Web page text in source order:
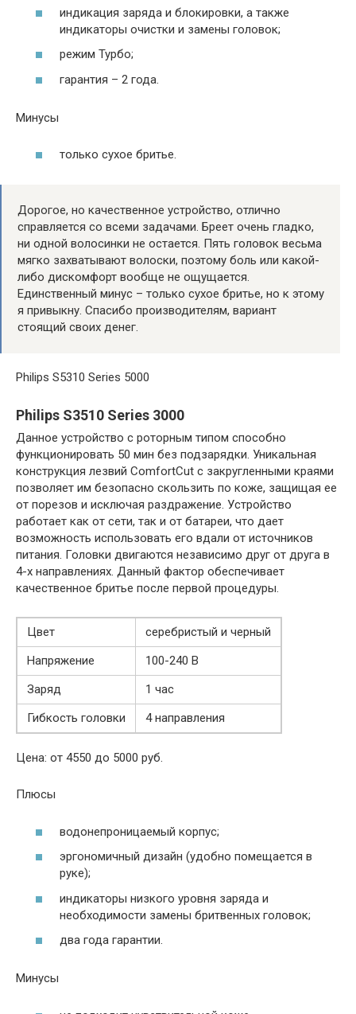
индикация заряда и блокировки, а также
индикаторы очистки и замены головок;
режим Турбо;
гарантия – 2 года.
Минусы
только сухое бритье.
Дорогое, но качественное устройство, отлично
справляется со всеми задачами. Бреет очень гладко,
ни одной волосинки не остается. Пять головок весьма
мягко захватывают волоски, поэтому боль или какой-
либо дискомфорт вообще не ощущается.
Единственный минус – только сухое бритье, но к этому
я привыкну. Спасибо производителям, вариант
стоящий своих денег.
Philips S5310 Series 5000
Philips S3510 Series 3000
Данное устройство с роторным типом способно
функционировать 50 мин без подзарядки. Уникальная
конструкция лезвий ComfortCut с закругленными краями
позволяет им безопасно скользить по коже, защищая ее
от порезов и исключая раздражение. Устройство
работает как от сети, так и от батареи, что дает
возможность использовать его вдали от источников
питания. Головки двигаются независимо друг от друга в
4-х направлениях. Данный фактор обеспечивает
качественное бритье после первой процедуры.
Цвет
серебристый и черный
Напряжение
100-240 В
Заряд
1 час
Гибкость головки
4 направления
Цена: от 4550 до 5000 руб.
Плюсы
водонепроницаемый корпус;
эргономичный дизайн (удобно помещается в
руке);
индикаторы низкого уровня заряда и
необходимости замены бритвенных головок;
два года гарантии.
Минусы